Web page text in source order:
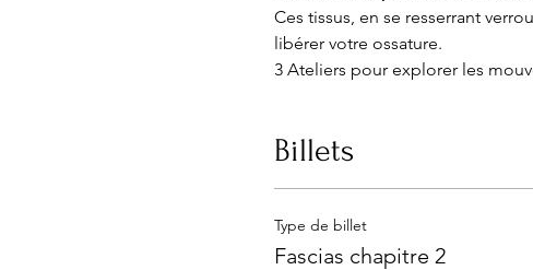
Ces tissus, en se resserrant
libérer votre ossature.
3 Ateliers pour explorer les
Billets
Type de billet
Fascias chapitre 2